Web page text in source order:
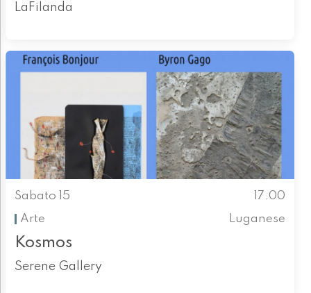
LaFilanda
Sabato 15
17.00
Arte
Luganese
Kosmos
Serene Gallery